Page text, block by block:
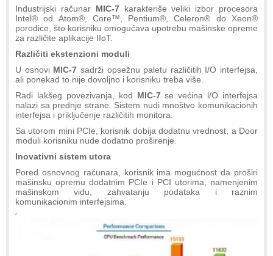
Industrijski računar MIC-7 karakteriše veliki izbor procesora
Intel® od Atom®, Core™, Pentium®, Celeron® do Xeon®
porodice, što korisniku omogućava upotrebu mašinske opreme
za različite aplikacije IIoT.
Različiti ekstenzioni moduli
U osnovi MIC-7 sadrži opsežnu paletu različitih I/O interfejsa,
ali ponekad to nije dovoljno i korisniku treba više.
Radi lakšeg povezivanja, kod MIC-7se većina l/O interfejsa
nalazi sa prednje strane. Sistem nudi mnoštvo komunikacionih
interfejsa i priključenje različitih monitora.
Sa utorom mini PCIe, korisnik dobija dodatnu vrednost, a Door
moduli korisniku nude dodatno proširenje.
Inovativni sistem utora
Pored osnovnog računara, korisnik ima mogućnost da proširi
mašinsku opremu dodatnim PCIe i PCI utorima, namenjenim
mašinskom vidu, zahvatanju podataka i raznim
komunikacionim interfejsima.